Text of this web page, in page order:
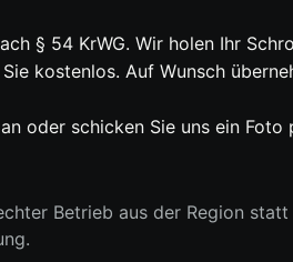
§ 54 KrWG. Wir holen Ihr
kostenlos. Auf Wunsch
oder schicken Sie uns ein
Betrieb aus der Region